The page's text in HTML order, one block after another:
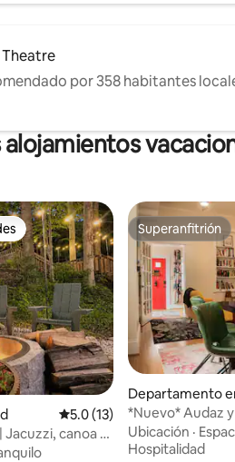
Theatre
por 358 habitantes
Calificación promedio: 5.0
5.0 (13)
Jacuzzi, canoa y
Superanfitrión
Superanfitrión
Departamento
*Nuevo* Audaz
de inmersión en
Ubicación ·
Hospitalidad